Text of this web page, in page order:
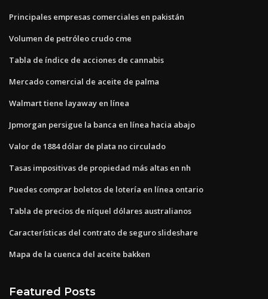
Principales empresas comerciales en pakistán
Volumen de petróleo crudo cme
Tabla de índice de acciones de cannabis
Mercado comercial de aceite de palma
Walmart tiene layaway en línea
Jpmorgan persigue la banca en línea hacia abajo
Valor de 1884 dólar de plata no circulado
Tasas impositivas de propiedad más altas en nh
Puedes comprar boletos de lotería en línea ontario
Tabla de precios de níquel dólares australianos
Características del contrato de seguro slideshare
Mapa de la cuenca del aceite bakken
Featured Posts